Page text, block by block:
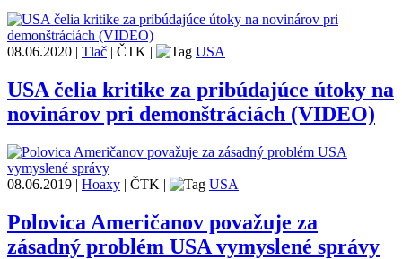
08.06.2020 | Tlač | ČTK | USA
USA čelia kritike za pribúdajúce útoky na
novinárov pri demonštráciách (VIDEO)
08.06.2019 | Hoaxy | ČTK | USA
Polovica Američanov považuje za
zásadný problém USA vymyslené správy